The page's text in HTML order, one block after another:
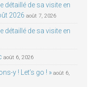
détaillé de sa visite en
2026 août 7, 2026
détaillé de sa visite en
août 6, 2026
y ! Let’s go ! » août 6,